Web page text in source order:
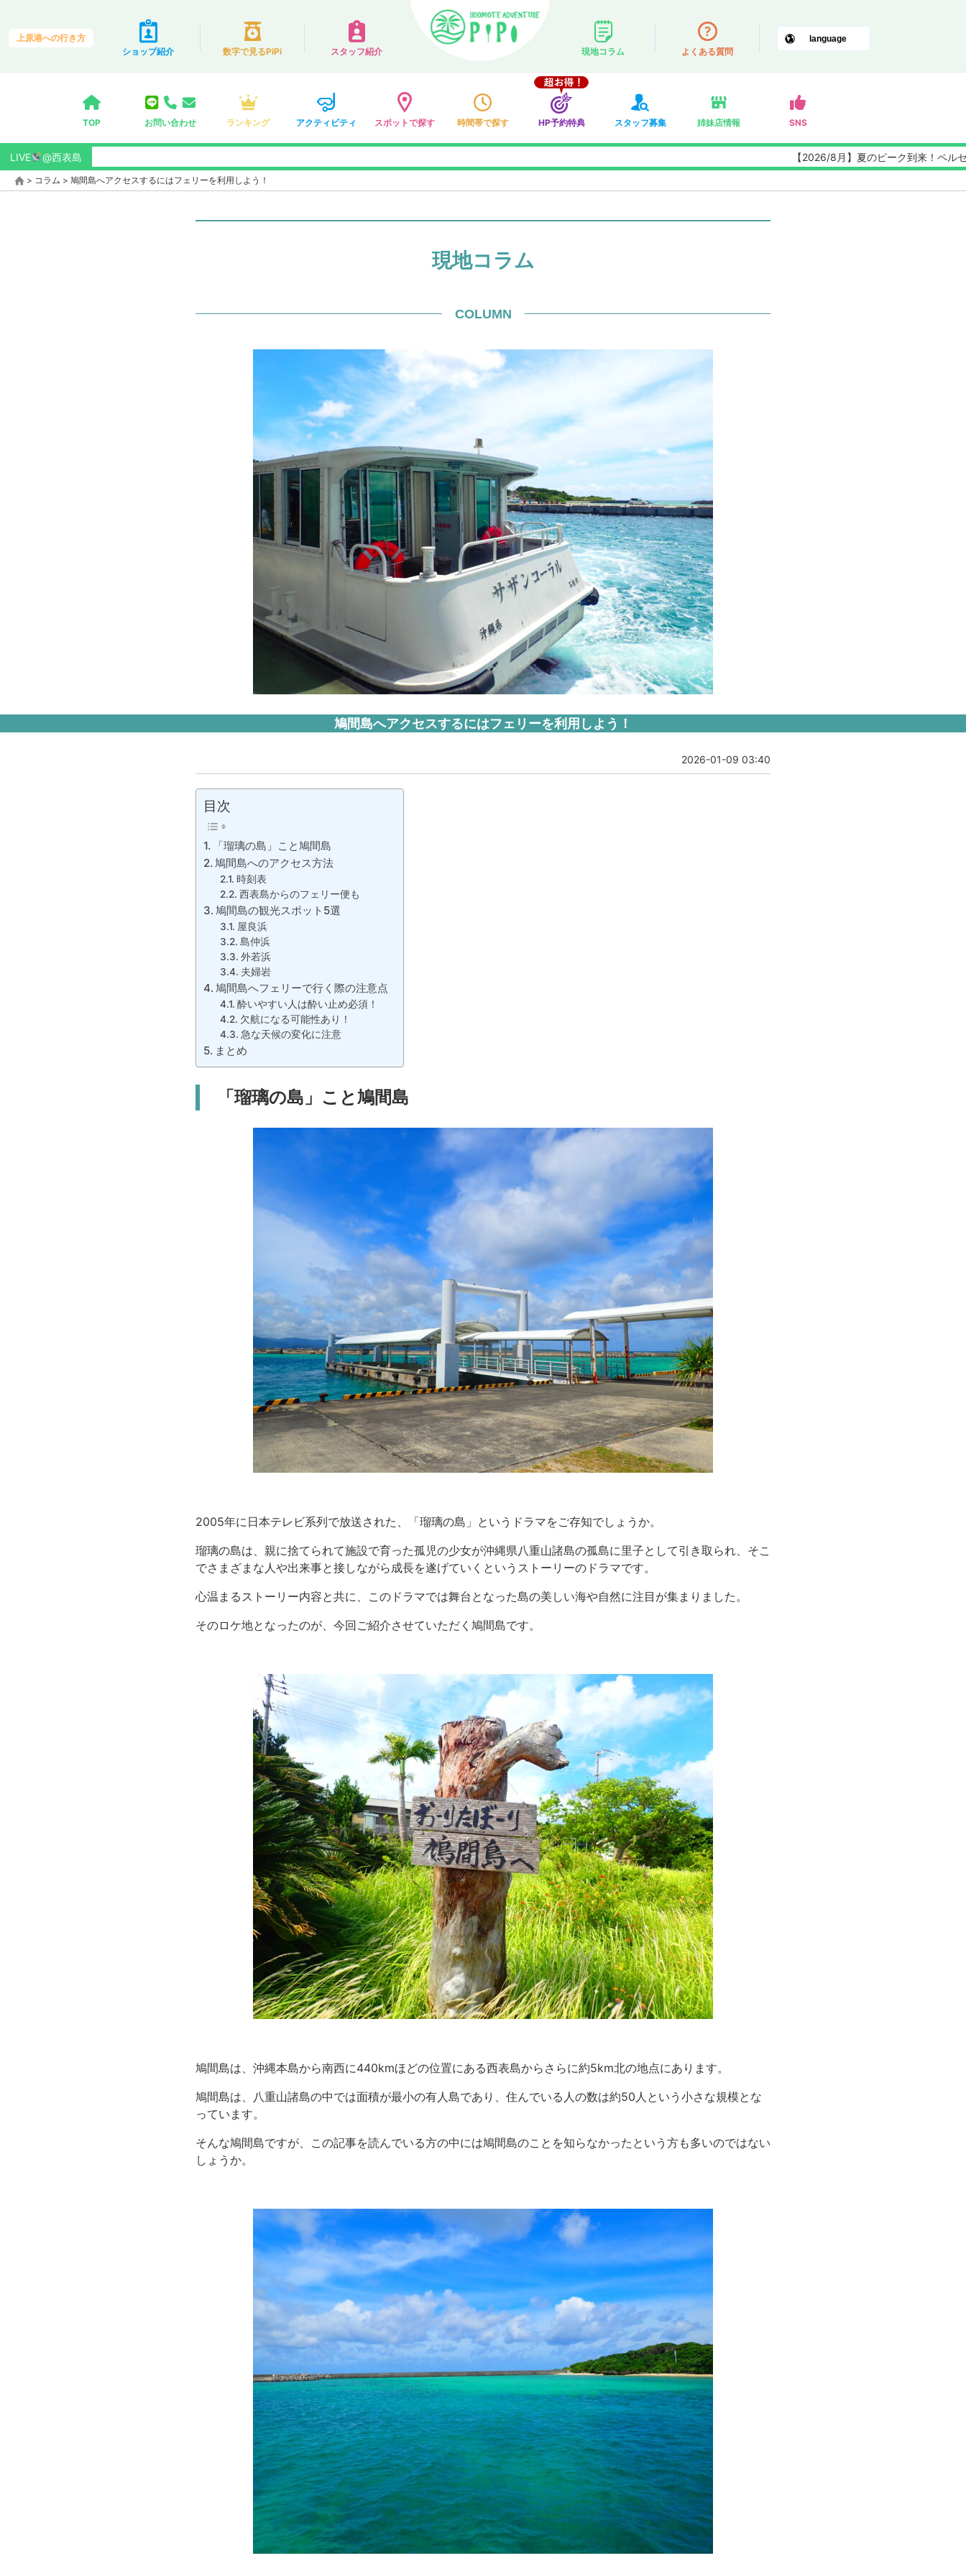
上原港への行き方
ショップ紹介
数字で見るPiPi スタッフ紹介 現地コラム よくある質問
TOP お問い合わせ ランキング アクティビティ スポットで探す 時間帯で探す HP予約特典 スタッフ募集 姉妹店情報 SNS
LIVE @西表島 【2026/8月】夏のピーク到来！ペルセウス座
> コラム > 鳩間島へアクセスするにはフェリーを利用しよう！
現地コラム
COLUMN
鳩間島へアクセスするにはフェリーを利用しよう！
2026-01-09 03:40
目次
「瑠璃の島」こと鳩間島
鳩間島へのアクセス方法
時刻表
西表島からのフェリー便も
鳩間島の観光スポット5選
屋良浜
島仲浜
外若浜
夫婦岩
鳩間島へフェリーで行く際の注意点
酔いやすい人は酔い止め必須！
欠航になる可能性あり！
急な天候の変化に注意
まとめ
「瑠璃の島」こと鳩間島
2005年に日本テレビ系列で放送された、「瑠璃の島」というドラマをご存知でしょうか。
瑠璃の島は、親に捨てられて施設で育った孤児の少女が沖縄県八重山諸島の孤島に里子として引き取られ、そこ
でさまざまな人や出来事と接しながら成長を遂げていくというストーリーのドラマです。
心温まるストーリー内容と共に、このドラマでは舞台となった島の美しい海や自然に注目が集まりました。
そのロケ地となったのが、今回ご紹介させていただく鳩間島です。
鳩間島は、沖縄本島から南西に440kmほどの位置にある西表島からさらに約5km北の地点にあります。
鳩間島は、八重山諸島の中では面積が最小の有人島であり、住んでいる人の数は約50人という小さな規模とな
っています。
そんな鳩間島ですが、この記事を読んでいる方の中には鳩間島のことを知らなかったという方も多いのではない
しょうか。